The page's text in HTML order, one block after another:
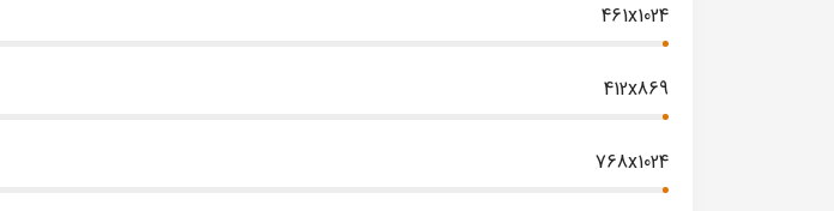
461x1024
412x869
768x1024